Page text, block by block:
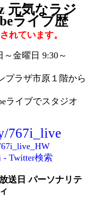
元気なラジ
ライブ歴
れています。
金曜日 9:30～
プラザ市原１階から
ライブでスタジオ
767i_live
- Twitter検索
放送日 パーソナリテ
ィ